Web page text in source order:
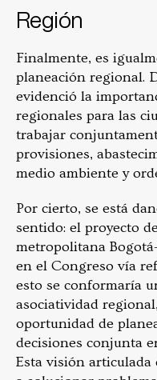
Región
Finalmente, es
planeación regional.
evidenció la
regionales para las
trabajar
provisiones,
medio ambiente y
Por cierto, se está
sentido: el proyecto
metropolitana
en el Congreso vía
esto se conformaría
asociatividad
oportunidad de
decisiones conjunta
Esta visión